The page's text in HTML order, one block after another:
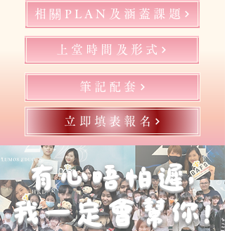
相關PLAN及涵蓋課題
上堂時間及形式
筆記配套
立即填表報名
有心唔怕遲,
我一定會幫你!